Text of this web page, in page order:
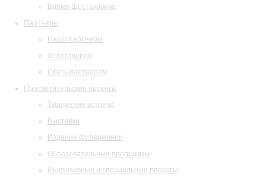
Время Шостаковича
Партнеры
Наши партнеры
Фотогалерея
Стать партнером
Просветительские проекты
Творческие встречи
Выставки
Издания филармонии
Образовательные программы
Инклюзивные и специальные проекты